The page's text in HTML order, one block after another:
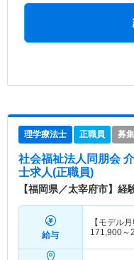
理学療法士 正職員 募
社会福祉法人同朋会
士求人(正職員)
【福岡県／太宰府市】
給与
【モデル月
171,900～